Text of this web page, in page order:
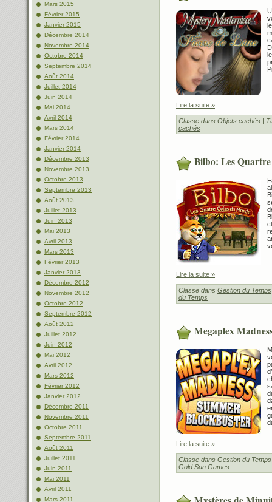
Mars 2015
Février 2015
Janvier 2015
Décembre 2014
Novembre 2014
Octobre 2014
Septembre 2014
Août 2014
Juillet 2014
Juin 2014
Mai 2014
Avril 2014
Mars 2014
Février 2014
Janvier 2014
Décembre 2013
Novembre 2013
Octobre 2013
Septembre 2013
Août 2013
Juillet 2013
Juin 2013
Mai 2013
Avril 2013
Mars 2013
Février 2013
Janvier 2013
Décembre 2012
Novembre 2012
Octobre 2012
Septembre 2012
Août 2012
Juillet 2012
Juin 2012
Mai 2012
Avril 2012
Mars 2012
Février 2012
Janvier 2012
Décembre 2011
Novembre 2011
Octobre 2011
Septembre 2011
Août 2011
Juillet 2011
Juin 2011
Mai 2011
Avril 2011
Mars 2011
Lire la suite »
Classe dans Objets cachés |
cachés
Bilbo: Les
Lire la suite »
Classe dans Gestion du Temps
du Temps
Megaplex
Lire la suite »
Classe dans Gestion du Temps
Gold Sun Games